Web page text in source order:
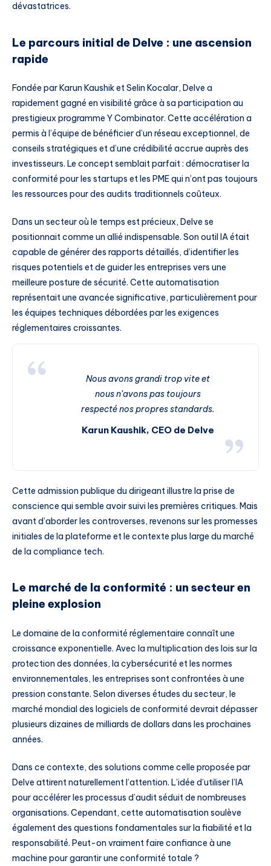
dévastatrices.
Le parcours initial de Delve : une ascension
rapide
Fondée par Karun Kaushik et Selin Kocalar, Delve a
rapidement gagné en visibilité grâce à sa participation au
prestigieux programme Y Combinator. Cette accélération a
permis à l’équipe de bénéficier d’un réseau exceptionnel, de
conseils stratégiques et d’une crédibilité accrue auprès des
investisseurs. Le concept semblait parfait : démocratiser la
conformité pour les startups et les PME qui n’ont pas toujours
les ressources pour des audits traditionnels coûteux.
Dans un secteur où le temps est précieux, Delve se
positionnait comme un allié indispensable. Son outil IA était
capable de générer des rapports détaillés, d’identifier les
risques potentiels et de guider les entreprises vers une
meilleure posture de sécurité. Cette automatisation
représentait une avancée significative, particulièrement pour
les équipes techniques débordées par les exigences
réglementaires croissantes.
Nous avons grandi trop vite et
nous n’avons pas toujours
respecté nos propres standards.
Karun Kaushik, CEO de Delve
Cette admission publique du dirigeant illustre la prise de
conscience qui semble avoir suivi les premières critiques. Mais
avant d’aborder les controverses, revenons sur les promesses
initiales de la plateforme et le contexte plus large du marché
de la compliance tech.
Le marché de la conformité : un secteur en
pleine explosion
Le domaine de la conformité réglementaire connaît une
croissance exponentielle. Avec la multiplication des lois sur la
protection des données, la cybersécurité et les normes
environnementales, les entreprises sont confrontées à une
pression constante. Selon diverses études du secteur, le
marché mondial des logiciels de conformité devrait dépasser
plusieurs dizaines de milliards de dollars dans les prochaines
années.
Dans ce contexte, des solutions comme celle proposée par
Delve attirent naturellement l’attention. L’idée d’utiliser l’IA
pour accélérer les processus d’audit séduit de nombreuses
organisations. Cependant, cette automatisation soulève
également des questions fondamentales sur la fiabilité et la
responsabilité. Peut-on vraiment faire confiance à une
machine pour garantir une conformité totale ?